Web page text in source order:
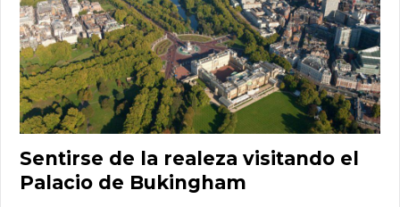
Sentirse de la realeza visitando el
Palacio de Bukingham